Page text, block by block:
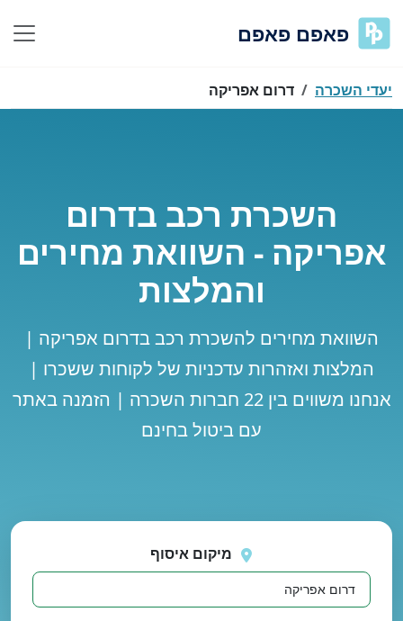
פאפם פאפם
יעדי השכרה דרום אפריקה
השכרת רכב בדרום
אפריקה - השוואת מחירים
והמלצות
השוואת מחירים להשכרת רכב בדרום אפריקה |
המלצות ואזהרות עדכניות של לקוחות ששכרו |
אנחנו משווים בין 22 חברות השכרה | הזמנה באתר
עם ביטול בחינם
שוב
מיקום איסוף